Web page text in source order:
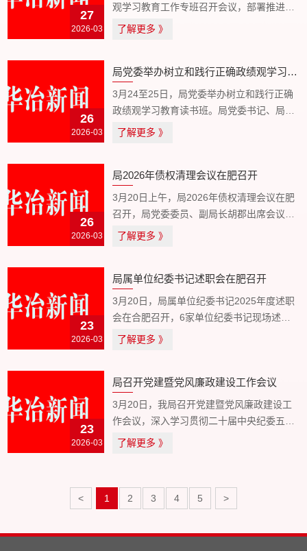
27
2026-03
观学习教育工作专班召开会议，部署推进学
习教育工作。局党委委员、副局长朱昆扬主
央党的建...
了解更多》
26
2026-03
局党委举办树立和践行正确政绩观学习教育读书班
3月24至25日，局党委举办树立和践行正确
政绩观学习教育读书班。局党委书记、局长
袁兆杰主持相关活动并讲话。局领导班子成
兆杰指出...
了解更多》
26
2026-03
局2026年债权清理会议在肥召开
3月20日上午，局2026年债权清理会议在肥
召开，局党委委员、副局长胡郡出席会议并
讲话，各单位分管领导、财务部门负责人，
时，也存在一...
了解更多》
23
2026-03
局属单位纪委书记述职会在肥召开
3月20日，局属单位纪委书记2025年度述职
会在合肥召开，6家单位纪委书记现场述
职，局纪委负责同志作点评，局党委委员、
出了工作中仍...
了解更多》
23
2026-03
局召开党建暨党风廉政建设工作会议
3月20日，我局召开党建暨党风廉政建设工
作会议，深入学习贯彻二十届中央纪委五次
全会和省纪委十一届六次全会精神，开展20
委效能建设工作...
了解更多》
< 1 2 3 4 5 >